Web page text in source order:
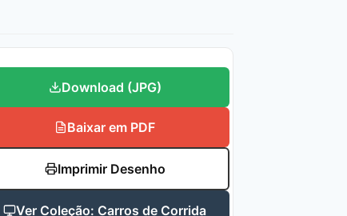
Download (JPG)
Baixar em PDF
Imprimir Desenho
Ver Coleção: Carros de Corrida